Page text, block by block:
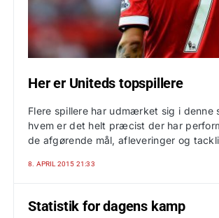
Her er Uniteds topspillere
Flere spillere har udmærket sig i denne
hvem er det helt præcist der har
de afgørende mål, afleveringer og
8. APRIL 2015 21:33
Statistik for dagens kamp